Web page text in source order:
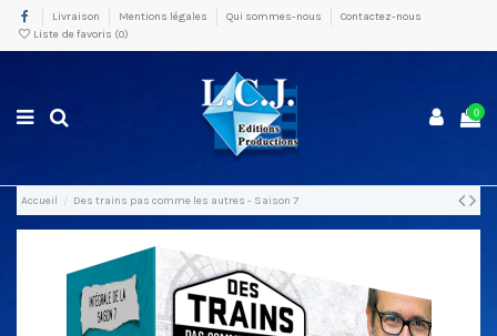
Livraison Mentions légales Qui sommes-nous
Contactez-nous
Liste de favoris (0)
0
Accueil Des trains pas comme les autres - Saison 7